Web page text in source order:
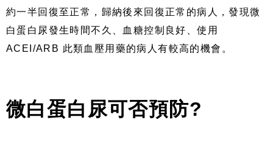
約一半回復至正常，歸納後來回復正常的病人，發現微
白蛋白尿發生時間不久、血糖控制良好、使用
ACEI/ARB 此類血壓用藥的病人有較高的機會。
微白蛋白尿可否預防?